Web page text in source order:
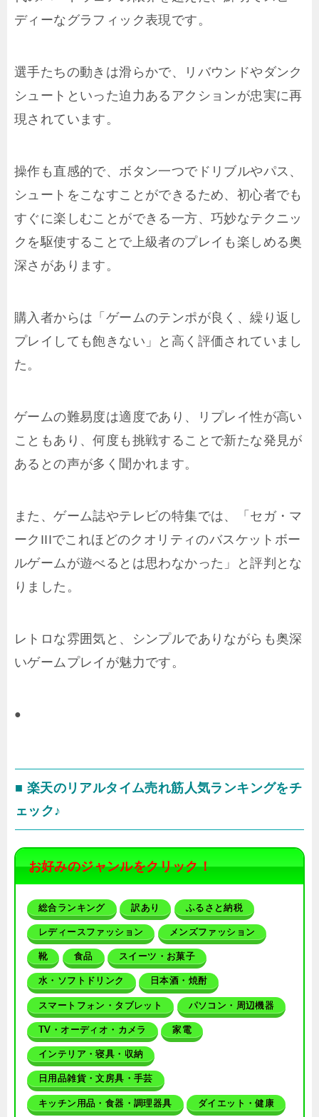
ディーなグラフィック表現です。
選手たちの動きは滑らかで、リバウンドやダンク
シュートといった迫力あるアクションが忠実に再
現されています。
操作も直感的で、ボタン一つでドリブルやパス、
シュートをこなすことができるため、初心者でも
すぐに楽しむことができる一方、巧妙なテクニッ
クを駆使することで上級者のプレイも楽しめる奥
深さがあります。
購入者からは「ゲームのテンポが良く、繰り返し
プレイしても飽きない」と高く評価されていまし
た。
ゲームの難易度は適度であり、リプレイ性が高い
こともあり、何度も挑戦することで新たな発見が
あるとの声が多く聞かれます。
また、ゲーム誌やテレビの特集では、「セガ・マ
ークIIIでこれほどのクオリティのバスケットボー
ルゲームが遊べるとは思わなかった」と評判とな
りました。
レトロな雰囲気と、シンプルでありながらも奥深
いゲームプレイが魅力です。
●
■ 楽天のリアルタイム売れ筋人気ランキングをチ
ェック♪
お好みのジャンルをクリック！
総合ランキング 訳あり ふるさと納税
レディースファッション メンズファッション
靴 食品 スイーツ・お菓子
水・ソフトドリンク 日本酒・焼酎
スマートフォン・タブレット パソコン・周辺機器
TV・オーディオ・カメラ 家電
インテリア・寝具・収納
日用品雑貨・文房具・手芸
キッチン用品・食器・調理器具 ダイエット・健康